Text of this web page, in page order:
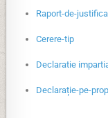
Raport-de-
Cerere-tip
Declaratie
Declarație-pe-